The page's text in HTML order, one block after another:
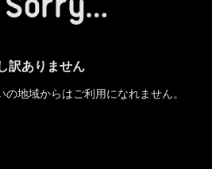
訳ありません
地域からはご利用になれません。